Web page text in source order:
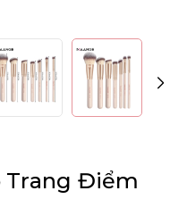
Trang Điểm